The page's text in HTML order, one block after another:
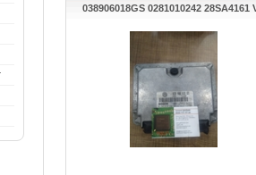
038906018GS 0281010242 28SA4161